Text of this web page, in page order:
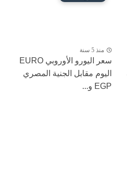
منذ 5 سنة
سعر اليورو الأوروبي EURO
اليوم مقابل الجنية المصري
EGP و...